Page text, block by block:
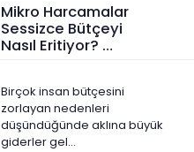
Mikro Harcamalar
Sessizce Bütçeyi
Nasıl Eritiyor?
Birçok insan bütçesini
zorlayan nedenleri
düşündüğünde aklına büyük
giderler gel...